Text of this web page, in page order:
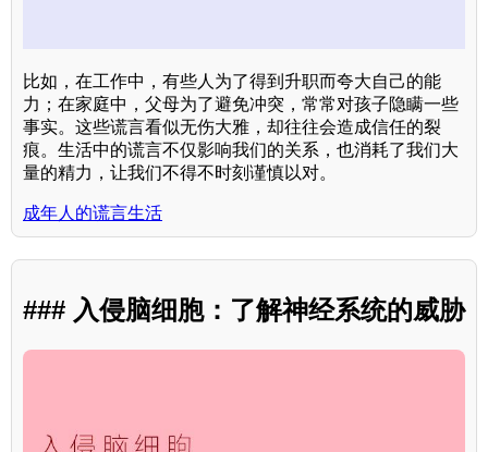
比如，在工作中，有些人为了得到升职而夸大自己的能
力；在家庭中，父母为了避免冲突，常常对孩子隐瞒一些
事实。这些谎言看似无伤大雅，却往往会造成信任的裂
痕。生活中的谎言不仅影响我们的关系，也消耗了我们大
量的精力，让我们不得不时刻谨慎以对。
成年人的谎言生活
### 入侵脑细胞：了解神经系统的威胁